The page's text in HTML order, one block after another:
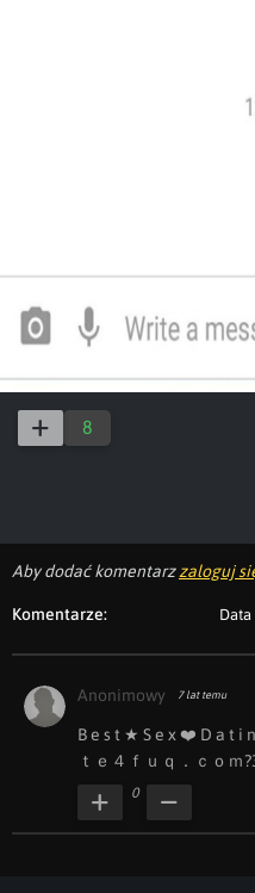
8
Aby dodać komentarzzaloguj
Komentarze: Data
Anonimowy 7 lat temu
B ︀e ︀s ︀t ︀★ ︀S ︀e ︀x ︀❤️ ︀D ︀a ︀t ︀i
ｔｅ４ｆｕｑ．ｃｏｍ
0